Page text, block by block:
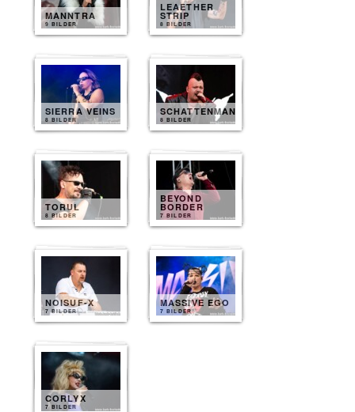
MANNTRA
9 BILDER
LEAETHER
STRIP
8 BILDER
SIERRA VEINS
8 BILDER
SCHATTENMANN
8 BILDER
TORUL
8 BILDER
BEYOND
BORDER
7 BILDER
NOISUF-X
7 BILDER
MASSIVE EGO
7 BILDER
CORLYX
7 BILDER